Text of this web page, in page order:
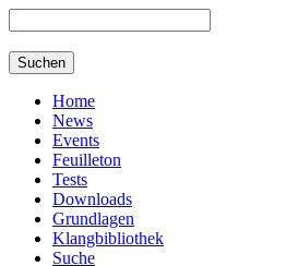
Home
News
Events
Feuilleton
Tests
Downloads
Grundlagen
Klangbibliothek
Suche